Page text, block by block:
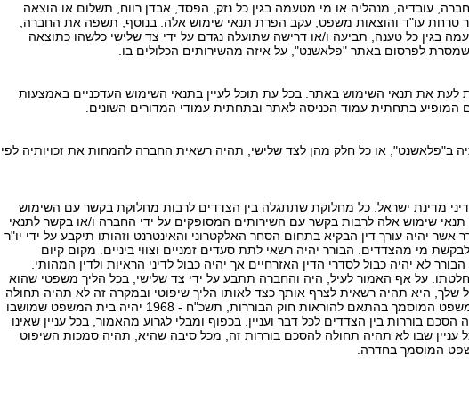
עובדיה, מנהליה או מי מטעמה בגין כל נזק, הפסד, אבדן רווח, תשלום או הוצאה
טרחת עו"ד והוצאות משפט, עקב הפרת תנאי שימוש אלה. בנוסף, תשפה את החברה,
בגין כל טענה, תביעה ו/או דרישה שתועלה נגדם על ידי צד שלישי כלשהו כתוצאה
לפרסום באתר "פלאשנט", על איזה מהשירותים הכלולים בו.
את תנאי השימוש באתר. בכל עת תוכל לעיין בתנאי השימוש העדכניים באמצעות
המופיע בתחתית עמוד הכניסה לאתר ובתחתית עמודי המדורים השונים.
ב"פלאשנט", או כל חלק מהן לצד שלישי, תהיה רשאית החברה להמחות את זכויותיה לפי
דיני מדינת ישראל. כל מחלוקת שתתגלה בין הצדדים לרבות מחלוקת בקשר עם השימוש
שימוש אלה לרבות בקשר עם השירותים המסופקים על ידי החברה ו/או בקשר לתנאי
אשר יהיה עורך דין הבקיא בתחום הסחר האלקטרוני והאינטרנט וזהותו תיקבע על ידי יו"ר
מי מהצדדים. הבורר יהיה רשאי לתת סעדים זמניים וצווי ביניים. מקום קיום
לא יהיה כבול לסדרי הדין האזרחיים אך יהיה כבול לדיני הראיות ולדין המהותי.
על אף האמור לעיל, היה והחברה תתבע על ידי צד שלישי, בכל הליך משפטי שהוא
היא תהיה רשאית לצרף אותך כצד לאותו הליך שיפוטי ובמקרה זה לא תהיה תחולה
להסכם בוררות זה. בית המשפט המוסמך בהתאם להוראות חוק הבוררות, תשכ"ח - 1968 יהיה בית המשפט שמושבו
בוררות בין הצדדים לכל דבר ועניין. בכפוף ומבלי לגרוע מהאמור, בכל עניין שאינו
עניין שבו לא תהיה תחולה להסכם בוררות זה, מכל סיבה שהיא, תהיה סמכות השיפוט
המוסמך בחדרה.